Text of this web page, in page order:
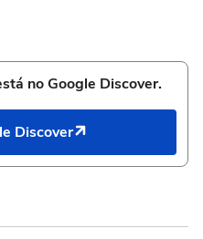
no Google Discover.
Discover